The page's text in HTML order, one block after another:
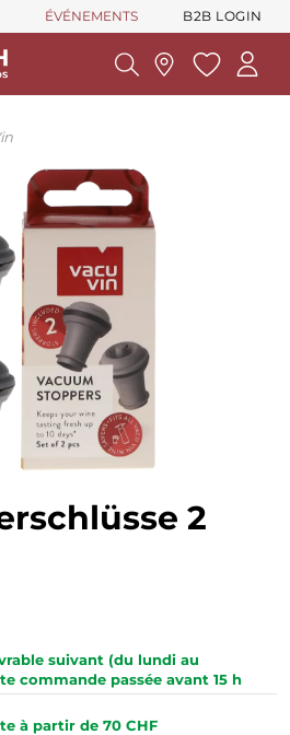
ÉVÉNEMENTS B2B LOGIN
2
suivant (du lundi au
commande passée avant 15 h
à partir de 70 CHF